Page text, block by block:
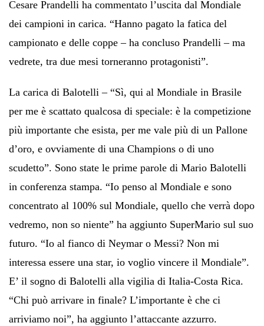
Cesare Prandelli ha commentato l’uscita dal Mondiale
dei campioni in carica. “Hanno pagato la fatica del
campionato e delle coppe – ha concluso Prandelli – ma
vedrete, tra due mesi torneranno protagonisti”.
La carica di Balotelli – “Sì, qui al Mondiale in Brasile
per me è scattato qualcosa di speciale: è la competizione
più importante che esista, per me vale più di un Pallone
d’oro, e ovviamente di una Champions o di uno
scudetto”. Sono state le prime parole di Mario Balotelli
in conferenza stampa. “Io penso al Mondiale e sono
concentrato al 100% sul Mondiale, quello che verrà dopo
vedremo, non so niente” ha aggiunto SuperMario sul suo
futuro. “Io al fianco di Neymar o Messi? Non mi
interessa essere una star, io voglio vincere il Mondiale”.
E’ il sogno di Balotelli alla vigilia di Italia-Costa Rica.
“Chi può arrivare in finale? L’importante è che ci
arriviamo noi”, ha aggiunto l’attaccante azzurro.